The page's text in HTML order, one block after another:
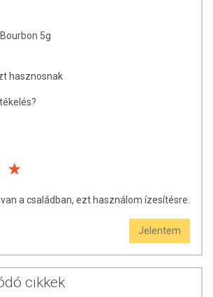
5g
hasznosnak
a családban, ezt használom ízesítésre.
Jelentem
cikkek